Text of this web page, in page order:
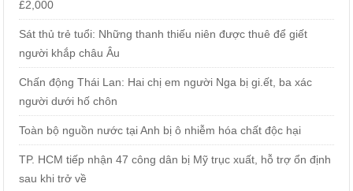
£2,000
Sát thủ trẻ tuổi: Những thanh thiếu niên được thuê để giết
người khắp châu Âu
Chấn động Thái Lan: Hai chị em người Nga bị gi.ết, ba xác
người dưới hố chôn
Toàn bộ nguồn nước tại Anh bị ô nhiễm hóa chất độc hại
TP. HCM tiếp nhận 47 công dân bị Mỹ trục xuất, hỗ trợ ổn định
sau khi trở về